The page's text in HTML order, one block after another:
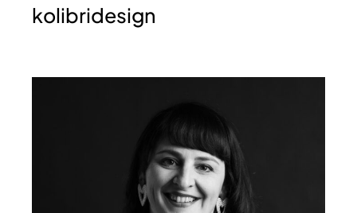
kolibridesign